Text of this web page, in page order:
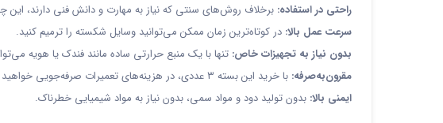
راحتی در استفاده: برخلاف روش‌های سنتی که نیاز به مهارت و دانش فنی دارند،
سرعت عمل بالا: در کوتاه‌ترین زمان ممکن می‌توانید وسایل شکسته را ترمیم کنید.
بدون نیاز به تجهیزات خاص: تنها با یک منبع حرارتی ساده مانند فندک یا هویه
مقرون‌به‌صرفه: با خرید این بسته ۳ عددی، در هزینه‌های تعمیرات صرفه‌جویی خواهید کرد.
ایمنی بالا: بدون تولید دود و مواد سمی، بدون نیاز به مواد شیمیایی خطرناک.